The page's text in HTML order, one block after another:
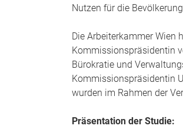
Nutzen für die
Die Arbeiterkammer Wien
Kommissionspräsidentin
Bürokratie und
Kommissionspräsidentin
wurden im Rahmen der
Präsentation der Studie: